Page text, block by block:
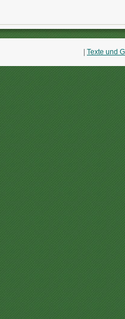
Texte und